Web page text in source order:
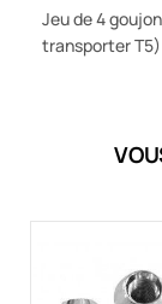
Jeu de 4
transporter T5)